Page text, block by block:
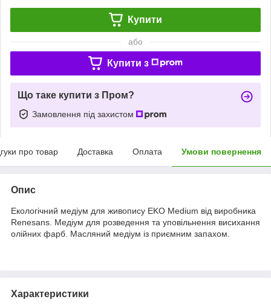
Купити
або
Купити з
Що таке купити з Пром?
Замовлення під захистом
про товар Доставка Оплата Умови повернення
Опис
Екологічний медіум для живопису EKO Medium від виробника
Renesans. Медіум для розведення та уповільнення висихання
олійних фарб. Масляний медіум із приємним запахом.
Характеристики